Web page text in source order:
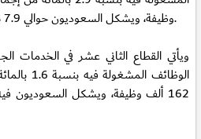
وظيفة، ويشكل السعوديون حوالي 7.9 بالمائة، أي بنحو 23 ألف مواطن.
ويأتي القطاع الثاني عشر في الخدمات
الوظائف